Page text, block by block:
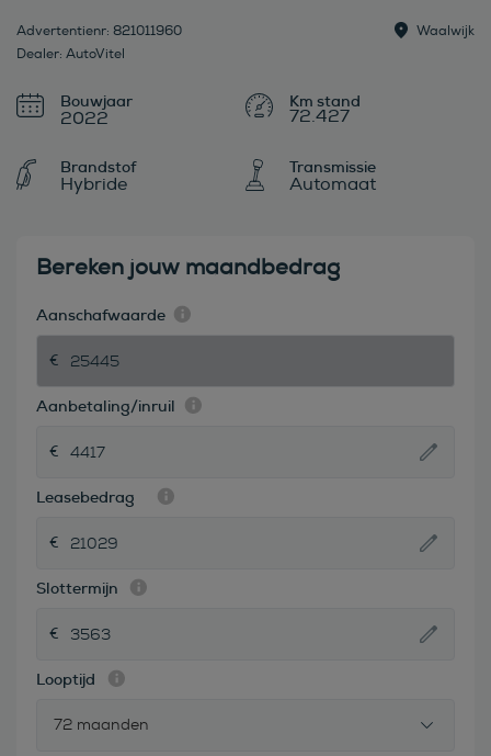
Advertentienr: 821011960
Dealer: AutoVitel
Waalwijk
Bouwjaar
2022 72.427
Brandstof
Hybride
Transmissie
Automaat
Bereken jouw maandbedrag
Aanschafwaarde
Aanbetaling/inruil
Leasebedrag
Slottermijn
Looptijd
72 maanden